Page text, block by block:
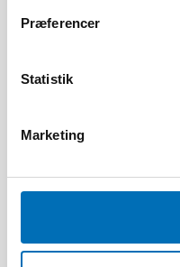
Præferencer
Statistik
Marketing